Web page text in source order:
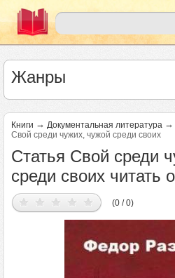
Жанры
Книги → Документальная литература →
Свой среди чужих, чужой среди своих
Статья Свой среди
среди своих читать
(0 / 0)